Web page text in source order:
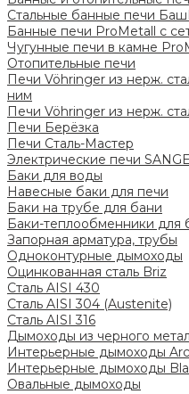
Стальные банные печи
Банные печи ProMetall с
Чугунные печи в камне
Отопительные печи
Печи Vöhringer из нерж.
ним
Печи Vöhringer из нерж.
Печи Берёзка
Печи Сталь-Мастер
Электрические печи
Баки для воды
Навесные баки для печи
Баки на трубе для бани
Баки-теплообменники для
Запорная арматура, трубы
Одноконтурные дымоходы
Оцинкованная сталь Briz
Сталь AISI 430
Сталь AISI 304 (Austenite)
Сталь AISI 316
Дымоходы из черного
Интерьерные дымоходы
Интерьерные дымоходы
Овальные дымоходы